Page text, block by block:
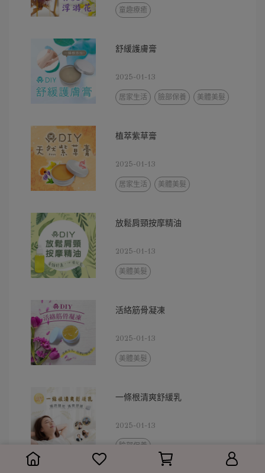
童趣療癒
舒緩護膚膏
2025-01-13
居家生活 臉部保養 美體美髮
植萃紫草膏
2025-01-13
居家生活 美體美髮
放鬆肩頸按摩精油
2025-01-13
美體美髮
活絡筋骨凝凍
2025-01-13
美體美髮
一條根清爽舒緩乳
2025-01-13
臉部保養